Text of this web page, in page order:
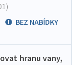
BEZ NABÍDKY
hranu vany,